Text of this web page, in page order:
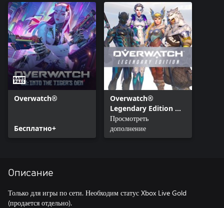
Overwatch®
Бесплатно+
Overwatch®
Legendary Edition —
10 обликов
Просмотреть
дополнение
Описание
Только для игры по сети. Необходим статус Xbox Live Gold
(продается отдельно).